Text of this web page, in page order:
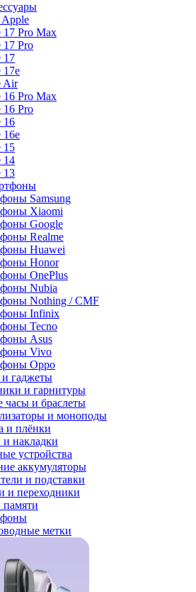
17 Pro Max
17 Pro
17
17e
Air
16 Pro Max
16 Pro
16
16e
15
14
13
Samsung
Xiaomi
Google
Realme
Huawei
Honor
OnePlus
Nubia
Nothing / CMF
Infinix
Tecno
Asus
Vivo
Oppo
и гаджеты
и гарнитуры
и браслеты
и моноподы
и плёнки
накладки
устройства
аккумуляторы
и подставки
и переходники
метки